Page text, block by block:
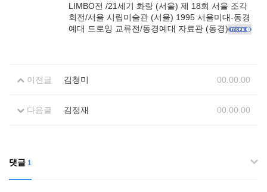
LIMBO전 /21세기 화랑 (서울) 제 18회 서울 조각
회전/서울 시립미술관 (서울) 1995 서울미대-동경
예대 드로잉 교류전/동경예대 자료관 (동경)
이전글 김청미 00.00.00
다음글 김정재 00.00.00
댓글 1